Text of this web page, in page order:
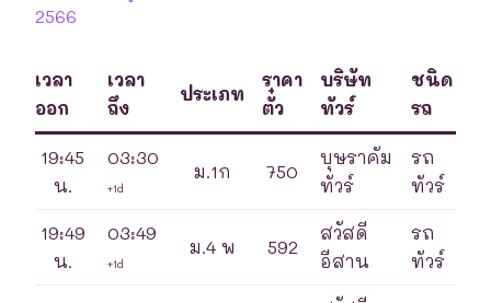
2566
เวลา
ออก
เวลา
ถึง
ประเภท
ราคา
ตั๋ว
บริษัท
ทัวร์
ชนิด
รถ
19:45
น.
03:30
+1d
ม.1ก 750
บุษราคัม
ทัวร์
รถ
ทัวร์
19:49
น.
03:49
+1d
ม.4 พ 592
สวัสดี
อีสาน
รถ
ทัวร์